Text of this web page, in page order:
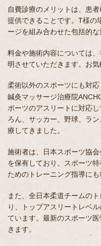
自費診療のメリットは、患
提供できることです。T様の
ージを組み合わせた包括的
料金や施術内容については
明させていただきます。お
柔術以外のスポーツにも対
鍼灸マッサージ治療院
ポーツのアスリートに対応
ろん、サッカー、野球、ラ
療してきました。
施術者は、日本スポーツ協
を保有しており、スポーツ
ためのトレーニング指導にも
また、全日本柔道チームの
り、トップアスリートレベ
ています。最新のスポーツ
きます。